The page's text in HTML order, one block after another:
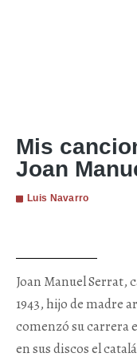
Mis
Joan
Luis Navarro
Joan Manuel Serrat,
1943, hijo de madre
comenzó su carrera
en sus discos el